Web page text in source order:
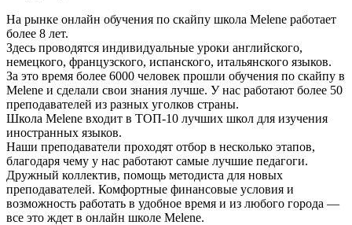
На рынке онлайн обучения по скайпу школа Melene работает
более 8 лет.
Здесь проводятся индивидуальные уроки английского,
немецкого, французского, испанского, итальянского языков.
За это время более 6000 человек прошли обучения по скайпу в
Melene и сделали свои знания лучше. У нас работают более 50
преподавателей из разных уголков страны.
Школа Melene входит в ТОП-10 лучших школ для изучения
иностранных языков.
Наши преподаватели проходят отбор в несколько этапов,
благодаря чему у нас работают самые лучшие педагоги.
Дружный коллектив, помощь методиста для новых
преподавателей. Комфортные финансовые условия и
возможность работать в удобное время и из любого города —
все это ждет в онлайн школе Melene.